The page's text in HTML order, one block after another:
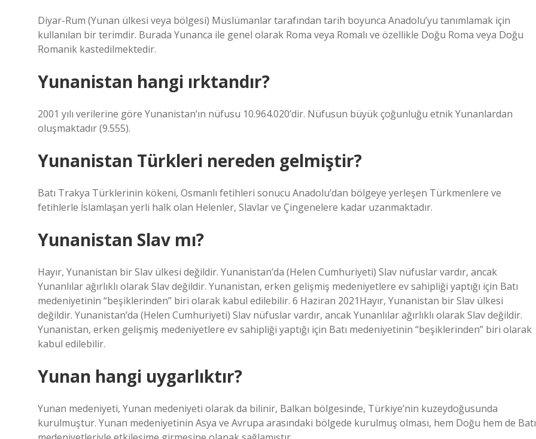
Diyar-Rum (Yunan ülkesi veya bölgesi) Müslümanlar tarafından tarih boyunca Anadolu’yu tanımlamak için
kullanılan bir terimdir. Burada Yunanca ile genel olarak Roma veya Romalı ve özellikle Doğu Roma veya Doğu
Romanik kastedilmektedir.
Yunanistan hangi ırktandır?
2001 yılı verilerine göre Yunanistan’ın nüfusu 10.964.020’dir. Nüfusun büyük çoğunluğu etnik Yunanlardan
oluşmaktadır (9.555).
Yunanistan Türkleri nereden gelmiştir?
Batı Trakya Türklerinin kökeni, Osmanlı fetihleri ​​sonucu Anadolu’dan bölgeye yerleşen Türkmenlere ve
fetihlerle İslamlaşan yerli halk olan Helenler, Slavlar ve Çingenelere kadar uzanmaktadır.
Yunanistan Slav mı?
Hayır, Yunanistan bir Slav ülkesi değildir. Yunanistan’da (Helen Cumhuriyeti) Slav nüfuslar vardır, ancak
Yunanlılar ağırlıklı olarak Slav değildir. Yunanistan, erken gelişmiş medeniyetlere ev sahipliği yaptığı için Batı
medeniyetinin “beşiklerinden” biri olarak kabul edilebilir. 6 Haziran 2021Hayır, Yunanistan bir Slav ülkesi
değildir. Yunanistan’da (Helen Cumhuriyeti) Slav nüfuslar vardır, ancak Yunanlılar ağırlıklı olarak Slav değildir.
Yunanistan, erken gelişmiş medeniyetlere ev sahipliği yaptığı için Batı medeniyetinin “beşiklerinden” biri olarak
kabul edilebilir.
Yunan hangi uygarlıktır?
Yunan medeniyeti, Yunan medeniyeti olarak da bilinir, Balkan bölgesinde, Türkiye’nin kuzeydoğusunda
kurulmuştur. Yunan medeniyetinin Asya ve Avrupa arasındaki bölgede kurulmuş olması, hem Doğu hem de Batı